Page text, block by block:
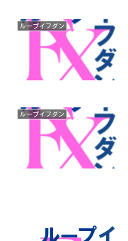
ループイフダン
ループイフダン